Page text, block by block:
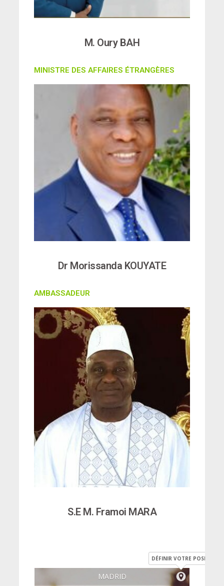
M. Oury BAH
MINISTRE DES AFFAIRES ÉTRANGÈRES
Dr Morissanda KOUYATE
AMBASSADEUR
S.E M. Framoi MARA
MADRID
DÉFINIR VOTRE POSITION